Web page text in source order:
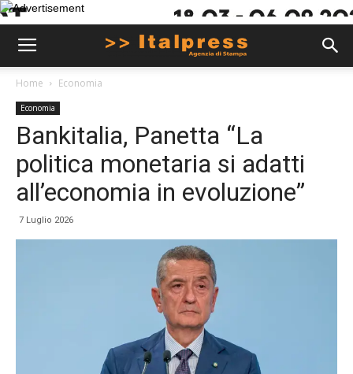
Home Economia
Economia
Bankitalia, Panetta “La
politica monetaria si adatti
all’economia in evoluzione”
7 Luglio 2026